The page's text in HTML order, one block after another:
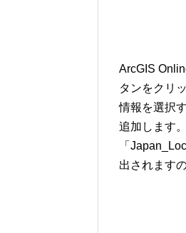
ArcGIS
タンをクリ
情報を選択
追加します
「
出されます